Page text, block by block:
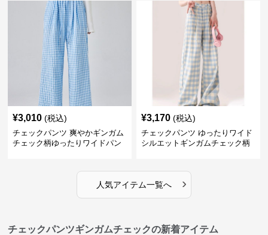
¥3,010 (税込)
チェックパンツ 爽やかギンガム
チェック柄ゆったりワイドパン
¥3,170 (税込)
チェックパンツ ゆったりワイド
シルエットギンガムチェック柄
人気アイテム一覧へ ›
チェックパンツギンガムチェックの新着アイテム